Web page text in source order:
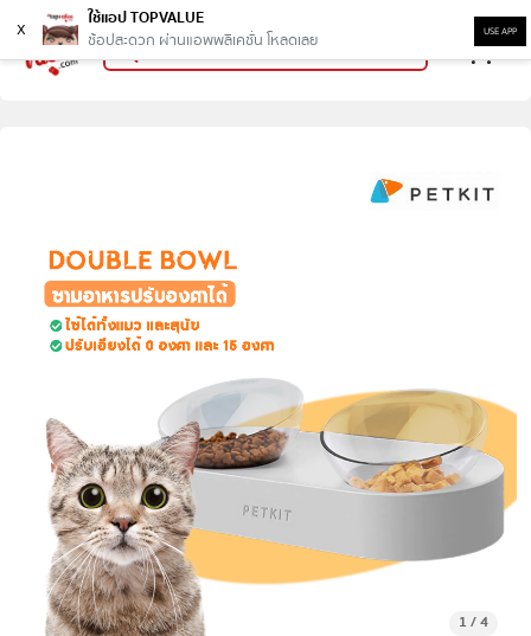
x
ใช้แอป TOPVALUE
ช้อปสะดวก ผ่านแอพพลิเคชั่น โหลดเลย
USE APP
1 /4